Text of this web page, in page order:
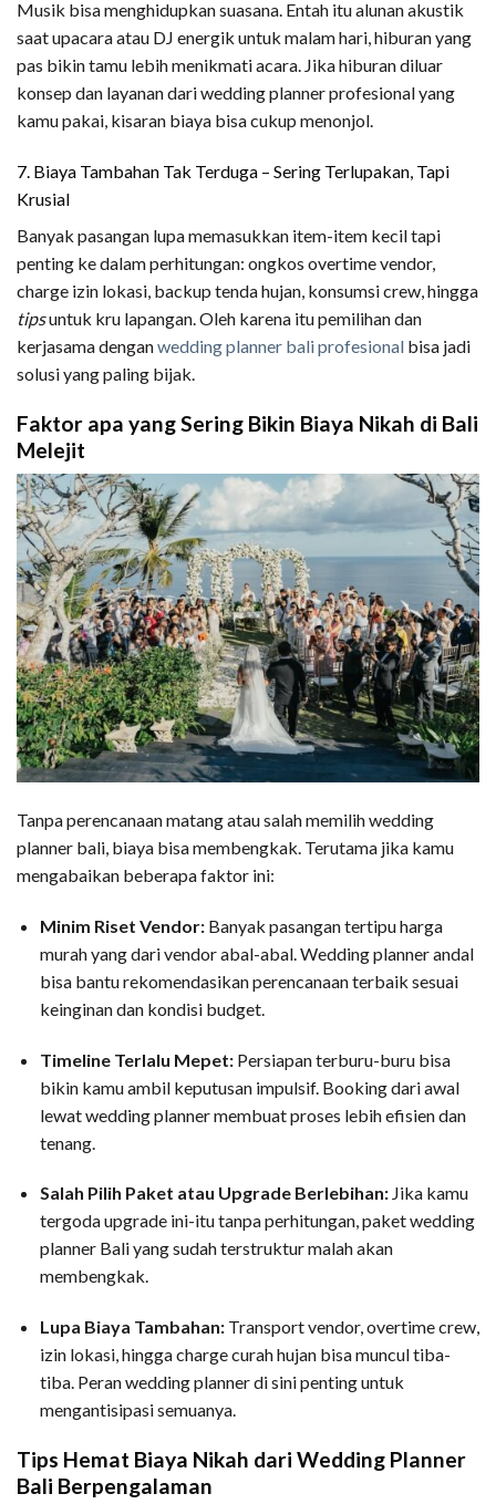
Musik bisa menghidupkan suasana. Entah itu alunan akustik
saat upacara atau DJ energik untuk malam hari, hiburan yang
pas bikin tamu lebih menikmati acara. Jika hiburan diluar
konsep dan layanan dari wedding planner profesional yang
kamu pakai, kisaran biaya bisa cukup menonjol.
7. Biaya Tambahan Tak Terduga – Sering Terlupakan, Tapi
Krusial
Banyak pasangan lupa memasukkan item-item kecil tapi
penting ke dalam perhitungan: ongkos overtime vendor,
charge izin lokasi, backup tenda hujan, konsumsi crew, hingga
tipsuntuk kru lapangan. Oleh karena itu pemilihan dan
kerjasama denganwedding planner bali profesional bisa jadi
solusi yang paling bijak.
Faktor apa yang Sering Bikin Biaya Nikah di Bali
Melejit
Tanpa perencanaan matang atau salah memilih wedding
planner bali, biaya bisa membengkak. Terutama jika kamu
mengabaikan beberapa faktor ini:
Minim Riset Vendor: Banyak pasangan tertipu harga
murah yang dari vendor abal-abal. Wedding planner andal
bisa bantu rekomendasikan perencanaan terbaik sesuai
keinginan dan kondisi budget.
Timeline Terlalu Mepet: Persiapan terburu-buru bisa
bikin kamu ambil keputusan impulsif. Booking dari awal
lewat wedding planner membuat proses lebih efisien dan
tenang.
Salah Pilih Paket atau Upgrade Berlebihan: Jika kamu
tergoda upgrade ini-itu tanpa perhitungan, paket wedding
planner Bali yang sudah terstruktur malah akan
membengkak.
Lupa Biaya Tambahan: Transport vendor, overtime crew,
izin lokasi, hingga charge curah hujan bisa muncul tiba-
tiba. Peran wedding planner di sini penting untuk
mengantisipasi semuanya.
Tips Hemat Biaya Nikah dari Wedding Planner
Bali Berpengalaman